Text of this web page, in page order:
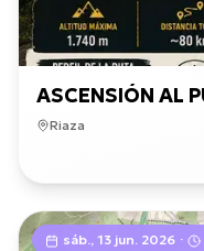
ASCENSIÓN AL
Riaza
sáb., 13 jun. 2026 ·